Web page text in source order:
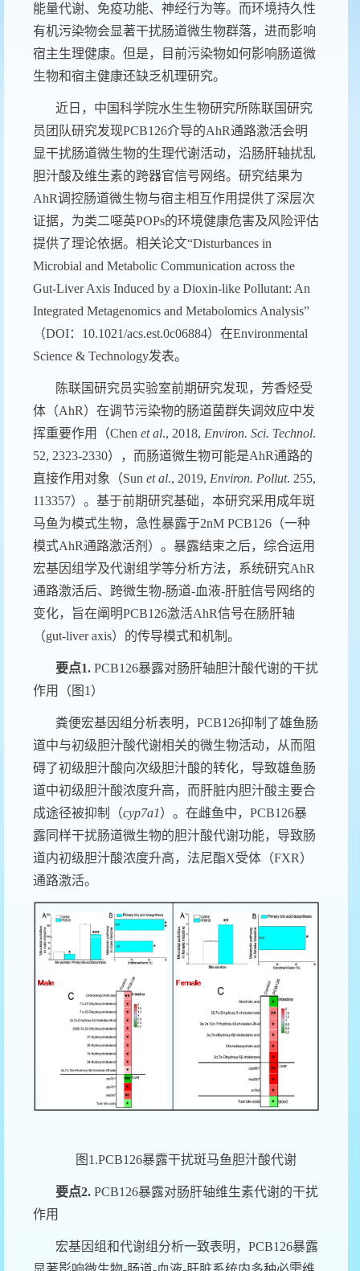
能量代谢、免疫功能、神经行为等。而环境持久性
有机污染物会显著干扰肠道微生物群落，进而影响
宿主生理健康。但是，目前污染物如何影响肠道微
生物和宿主健康还缺乏机理研究。
近日，中国科学院水生生物研究所陈联国研究
员团队研究发现PCB126介导的AhR通路激活会明
显干扰肠道微生物的生理代谢活动，沿肠肝轴扰乱
胆汁酸及维生素的跨器官信号网络。研究结果为
AhR调控肠道微生物与宿主相互作用提供了深层次
证据，为类二噁英POPs的环境健康危害及风险评估
提供了理论依据。相关论文“Disturbances in
Microbial and Metabolic Communication across the
Gut-Liver Axis Induced by a Dioxin-like Pollutant: An
Integrated Metagenomics and Metabolomics Analysis”
（DOI： 10.1021/acs.est.0c06884）在Environmental
Science & Technology发表。
陈联国研究员实验室前期研究发现，芳香烃受
体（AhR）在调节污染物的肠道菌群失调效应中发
挥重要作用（Chen et al., 2018, Environ. Sci. Technol.
52, 2323-2330），而肠道微生物可能是AhR通路的
直接作用对象（Sun et al., 2019, Environ. Pollut. 255,
113357）。基于前期研究基础，本研究采用成年斑
马鱼为模式生物，急性暴露于2nM PCB126 （一种
模式AhR通路激活剂）。暴露结束之后，综合运用
宏基因组学及代谢组学等分析方法，系统研究AhR
通路激活后、跨微生物-肠道-血液-肝脏信号网络的
变化，旨在阐明PCB126激活AhR信号在肠肝轴
（gut-liver axis）的传导模式和机制。
要点1. PCB126暴露对肠肝轴胆汁酸代谢的干扰
作用（图 1 ）
粪便宏基因组分析表明， PCB126抑制了雄鱼肠
道中与初级胆汁酸代谢相关的微生物活动，从而阻
碍了初级胆汁酸向次级胆汁酸的转化，导致雄鱼肠
道中初级胆汁酸浓度升高，而肝脏内胆汁酸主要合
成途径被抑制（cyp7a1）。在雌鱼中， PCB126暴
露同样干扰肠道微生物的胆汁酸代谢功能，导致肠
道内初级胆汁酸浓度升高，法尼酯X受体（FXR）
通路激活。
图 1.PCB126暴露干扰斑马鱼胆汁酸代谢
要点2. PCB126暴露对肠肝轴维生素代谢的干扰
作用
宏基因组和代谢组分析一致表明， PCB126暴露